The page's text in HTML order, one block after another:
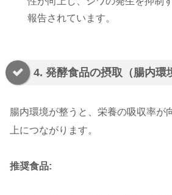
報告されています。
4. 発酵食品の摂取（腸内環
腸内環境が整うと、栄養の吸収率が
上につながります。
推奨食品: